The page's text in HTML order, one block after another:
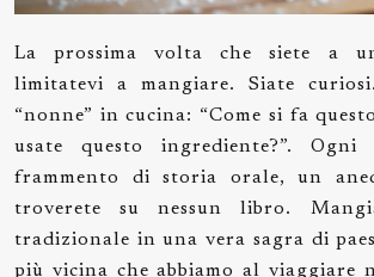
La prossima volta che siete a
limitatevi a mangiare. Siate
“nonne” in cucina: “Come si fa
usate questo ingrediente?”.
frammento di storia orale, un
troverete su nessun libro.
tradizionale in una vera sagra di
più vicina che abbiamo al viaggiare